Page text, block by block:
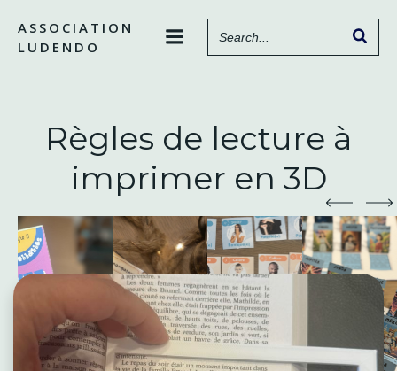
contenu
ASSOCIATION
LUDENDO
Règles de lecture à
imprimer en 3D